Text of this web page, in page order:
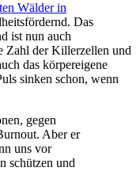
Wälder in
Das
ist nun auch
Zahl der Killerzellen und
das körpereigene
sinken schon, wenn
gegen
Aber er
uns vor
schützen und